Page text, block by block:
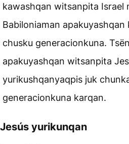
kawashqan witsanpita Israel
Babiloniaman
chusku generacionkuna.
apakuyashqan witsanpita
yurikushqanyaqpis juk
generacionkuna karqan.
Jesús yurikunqan